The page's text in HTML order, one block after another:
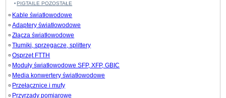
PIGTAILE POZOSTAŁE
Kable światłowodowe
Adaptery światłowodowe
Złącza światłowodowe
Tłumiki, sprzęgacze, splittery
Osprzęt FTTH
Moduły światłowodowe SFP, XFP, GBIC
Media konwertery światłowodowe
Przełącznice i mufy
Przyrządy pomiarowe